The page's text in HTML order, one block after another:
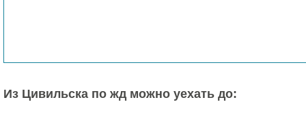
Из Цивильска по жд можно уехать до: